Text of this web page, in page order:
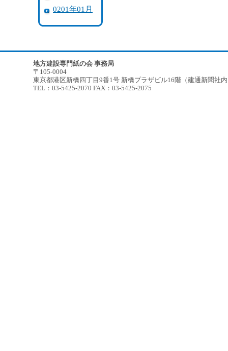
0201年01月
地方建設専門紙の会 事務局
〒105-0004
東京都港区新橋四丁目9番1号 新橋プラザビル16階（建通新聞社
TEL：03-5425-2070 FAX：03-5425-2075